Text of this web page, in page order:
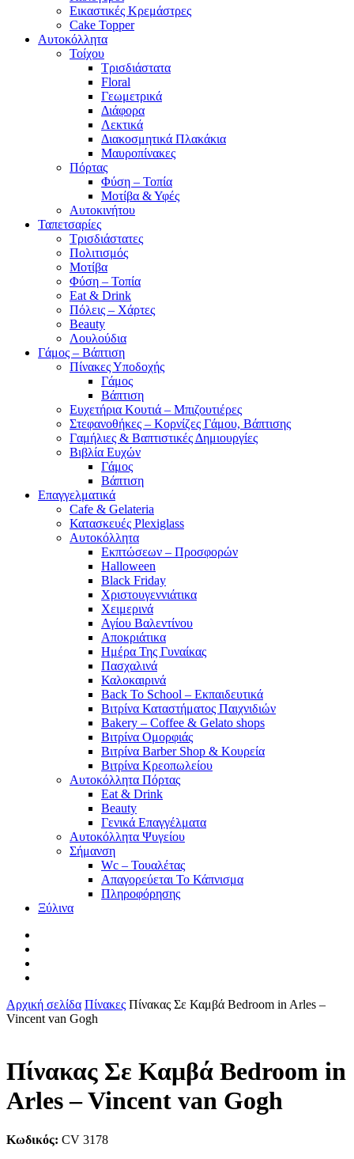
Εικαστικές Κρεμάστρες
Cake Topper
Αυτοκόλλητα
Τοίχου
Τρισδιάστατα
Floral
Γεωμετρικά
Διάφορα
Λεκτικά
Διακοσμητικά Πλακάκια
Μαυροπίνακες
Πόρτας
Φύση – Τοπία
Μοτίβα & Υφές
Αυτοκινήτου
Ταπετσαρίες
Τρισδιάστατες
Πολιτισμός
Μοτίβα
Φύση – Τοπία
Eat & Drink
Πόλεις – Χάρτες
Beauty
Λουλούδια
Γάμος – Βάπτιση
Πίνακες Υποδοχής
Γάμος
Βάπτιση
Ευχετήρια Κουτιά – Μπιζουτιέρες
Στεφανοθήκες – Κορνίζες Γάμου, Βάπτισης
Γαμήλιες & Βαπτιστικές Δημιουργίες
Βιβλία Ευχών
Γάμος
Βάπτιση
Επαγγελματικά
Cafe & Gelateria
Κατασκευές Plexiglass
Αυτοκόλλητα
Εκπτώσεων – Προσφορών
Halloween
Black Friday
Χριστουγεννιάτικα
Χειμερινά
Αγίου Βαλεντίνου
Αποκριάτικα
Ημέρα Της Γυναίκας
Πασχαλινά
Καλοκαιρινά
Back To School – Εκπαιδευτικά
Βιτρίνα Καταστήματος Παιχνιδιών
Bakery – Coffee & Gelato shops
Βιτρίνα Ομορφιάς
Βιτρίνα Barber Shop & Κουρεία
Βιτρίνα Κρεοπωλείου
Αυτοκόλλητα Πόρτας
Eat & Drink
Beauty
Γενικά Επαγγέλματα
Αυτοκόλλητα Ψυγείου
Σήμανση
Wc – Τουαλέτας
Απαγορεύεται Το Κάπνισμα
Πληροφόρησης
Ξύλινα
Αρχική σελίδα Πίνακες Πίνακας Σε Καμβά Bedroom in Arles –
Vincent van Gogh
Πίνακας Σε Καμβά Bedroom in
Arles – Vincent van Gogh
Κωδικός: CV 3178